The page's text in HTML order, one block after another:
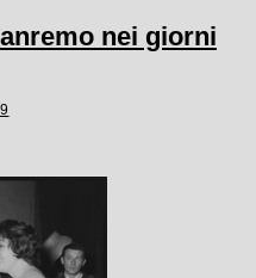
nei giorni